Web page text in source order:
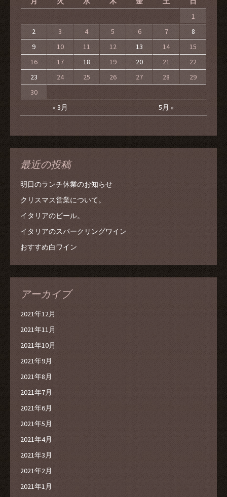
« 3月 5月 »
1
2
3 4 5 6 7
8
9
10 11 12 13 14
15
16
17 18 19 20 21
22
23
24 25 26 27 28
29
30
最近の投稿
明日のランチ休業のお知らせ
クリスマス営業について。
イタリアのビール。
イタリアのスパークリングワイン
おすすめ白ワイン
アーカイブ
2021年12月
2021年11月
2021年10月
2021年9月
2021年8月
2021年7月
2021年6月
2021年5月
2021年4月
2021年3月
2021年2月
2021年1月